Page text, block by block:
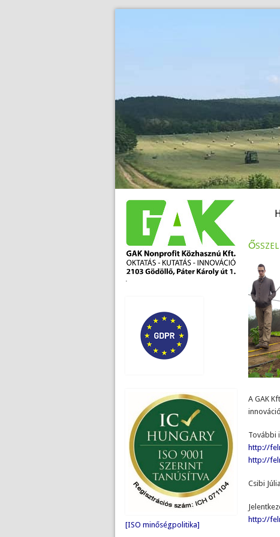
A GAK
További
http://
http://
Csibi
http://
.
.
[ISO minőségpolitika]